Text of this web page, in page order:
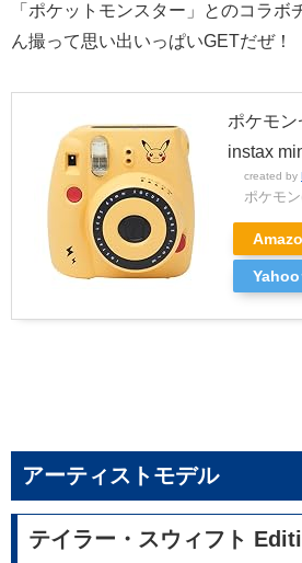
「ポケットモンスター」とのコラボ
ん撮って思い出いっぱいGETだぜ！
ポケモ
instax
created by
ポケモ
Yahoo
アーティストモデル
テイラー・スウィフト